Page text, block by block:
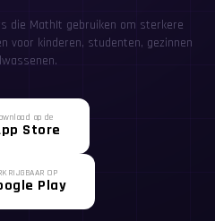
die MathIt gebruiken om sterkere
voor kinderen, studenten, gezinnen
op de
Store
OP
Play